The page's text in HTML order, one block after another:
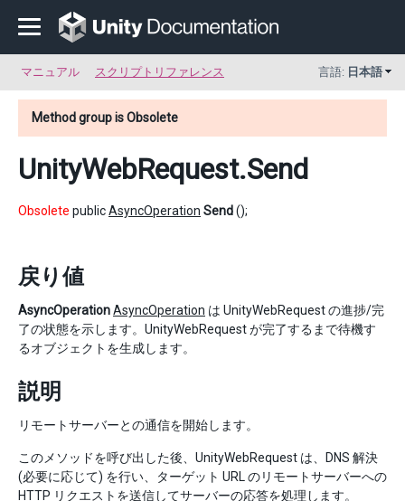
マニュアル スクリプトリファレンス 言語: 日本語
Method group is Obsolete
UnityWebRequest.Send
Obsolete publicAsyncOperation Send();
戻り値
AsyncOperationAsyncOperation は UnityWebRequest の進捗/完
了の状態を示します。UnityWebRequest が完了するまで待機す
るオブジェクトを生成します。
説明
リモートサーバーとの通信を開始します。
このメソッドを呼び出した後、UnityWebRequest は、DNS 解決
(必要に応じて) を行い、ターゲット URL のリモートサーバーへの
HTTP リクエストを送信してサーバーの応答を処理します。